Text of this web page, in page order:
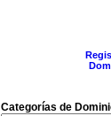
Categorías de